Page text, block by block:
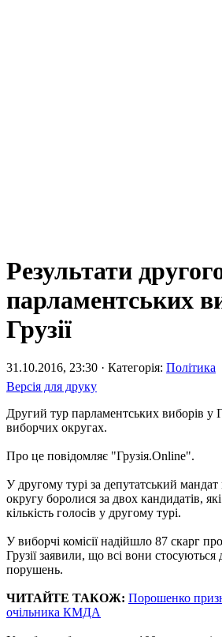
Результати
парламентських
Грузії
31.10.2016, 23:30 · Категорія: Політика
Версія для друку
Другий тур парламентських виборів у
виборчих округах.
Про це повідомляє "Грузія.Online".
У другому турі за депутатський
округу боролися за двох кандидатів,
кількість голосів у другому турі.
У виборчі комісії надійшло 87 скарг
Грузії заявили, що всі вони
порушень.
ЧИТАЙТЕ ТАКОЖ: Порошенко
очільника КМДА